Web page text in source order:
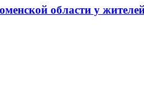
области у